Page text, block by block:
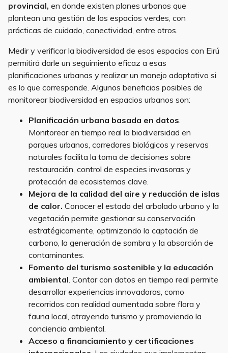
provincial, en donde existen planes urbanos que
plantean una gestión de los espacios verdes, con
prácticas de cuidado, conectividad, entre otros.
Medir y verificar la biodiversidad de esos espacios con Eirú
permitirá darle un seguimiento eficaz a esas
planificaciones urbanas y realizar un manejo adaptativo si
es lo que corresponde. Algunos beneficios posibles de
monitorear biodiversidad en espacios urbanos son:
Planificación urbana basada en datos.
Monitorear en tiempo real la biodiversidad en
parques urbanos, corredores biológicos y reservas
naturales facilita la toma de decisiones sobre
restauración, control de especies invasoras y
protección de ecosistemas clave.
Mejora de la calidad del aire y reducción de islas
de calor. Conocer el estado del arbolado urbano y la
vegetación permite gestionar su conservación
estratégicamente, optimizando la captación de
carbono, la generación de sombra y la absorción de
contaminantes.
Fomento del turismo sostenible y la educación
ambiental. Contar con datos en tiempo real permite
desarrollar experiencias innovadoras, como
recorridos con realidad aumentada sobre flora y
fauna local, atrayendo turismo y promoviendo la
conciencia ambiental.
Acceso a financiamiento y certificaciones